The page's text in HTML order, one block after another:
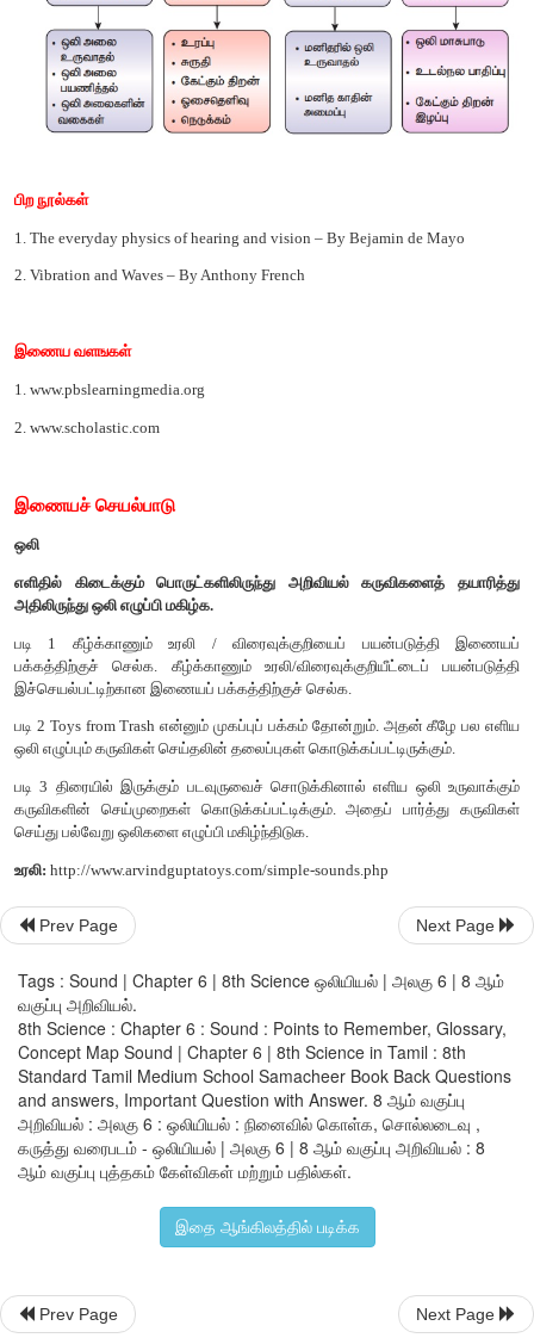
சுருதிஒரு தளர்வான ஒலி மற்றும் கீச்சிடும் ஒலியை
பண்பு.
ஒலி அலைதுகள்களின் உயர் மற்றும் குறைந்த அழுத்தப்பகுதி
நகரும் முறை.
ஒலியின் வேகம்
அதிர்வுஒரு துகளின் முன் பின் இயக்கம்.
அலைநீளம்ஒலி அலைகளின் அடுத்தடுத்த இறுக்கங்களுக்கு
பிற நூல்கள்
1. The everyday physics of hearing and vision – By Bejamin
2. Vibration and Waves – By Anthony French
1. www.pbslearningmedia.org
2. www.scholastic.com
இணையச் செயல்பாடு
ஒலி
எளிதில் கிடைக்கும் பொருட்களிலிருந்து அறிவியல்
அதிலிருந்து ஒலி எழுப்பி மகிழ்க.
இச்செயல்பட்டிற்கான இணையப் பக்கத்திற்குச் செல்க.
Prev Page Next Page
Tags : Sound | Chapter 6 | 8th Science ஒலியியல் | அலகு 6 | 8 ஆம்
வகுப்பு அறிவியல்.
8th Science : Chapter 6 : Sound : Points to Remember, Glossary,
Concept Map Sound | Chapter 6 | 8th Science in Tamil : 8th
Standard Tamil Medium School Samacheer Book Back Questions
and answers, Important Question with Answer. 8 ஆம் வகுப்பு
அறிவியல் : அலகு 6 : ஒலியியல் : நினைவில் கொள்க, சொல்லடைவு ,
கருத்து வரைபடம் - ஒலியியல் | அலகு 6 | 8 ஆம் வகுப்பு அறிவியல் : 8
ஆம் வகுப்பு புத்தகம் கேள்விகள் மற்றும் பதில்கள்.
இதை ஆங்கிலத்தில் படிக்க
Prev Page Next Page